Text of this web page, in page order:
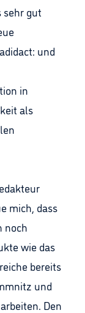
sehr gut
und
in
als
mich, dass
noch
wie das
bereits
und
Den